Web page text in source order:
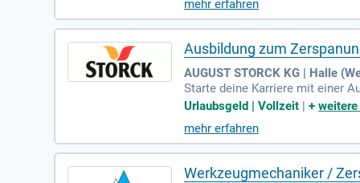
in Augenmerk auf Details und
ven Umfeld, das Teamgeist
mehr erfahren
Ausbildung zum
AUGUST STORCK KG | Halle
Starte deine Karriere mit einer
Metall, Kunststoff oder
ventionellen Maschinen steht
gsprozess reibungslos abläuft.
ussetzung ist ein Haupt- oder
Urlaubsgeld | Vollzeit |+
mehr erfahren
Werkzeugmechaniker /